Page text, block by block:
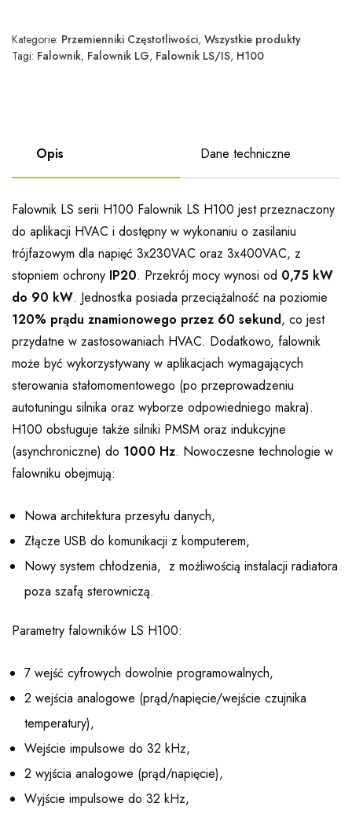
Kategorie: Przemienniki Częstotliwości, Wszystkie produkty
Tagi: Falownik, Falownik LG, Falownik LS/IS, H100
Opis Dane techniczne
Falownik LS serii H100 Falownik LS H100 jest przeznaczony
do aplikacji HVAC i dostępny w wykonaniu o zasilaniu
trójfazowym dla napięć 3x230VAC oraz 3x400VAC, z
stopniem ochrony IP20. Przekrój mocy wynosi od 0,75 kW
do 90 kW. Jednostka posiada przeciążalność na poziomie
120% prądu znamionowego przez 60 sekund, co jest
przydatne w zastosowaniach HVAC. Dodatkowo, falownik
może być wykorzystywany w aplikacjach wymagających
sterowania stałomomentowego (po przeprowadzeniu
autotuningu silnika oraz wyborze odpowiedniego makra).
H100 obsługuje także silniki PMSM oraz indukcyjne
(asynchroniczne) do 1000 Hz. Nowoczesne technologie w
falowniku obejmują:
Nowa architektura przesyłu danych,
Złącze USB do komunikacji z komputerem,
Nowy system chłodzenia, z możliwością instalacji radiatora
poza szafą sterowniczą.
Parametry falowników LS H100:
7 wejść cyfrowych dowolnie programowalnych,
2 wejścia analogowe (prąd/napięcie/wejście czujnika
temperatury),
Wejście impulsowe do 32 kHz,
2 wyjścia analogowe (prąd/napięcie),
Wyjście impulsowe do 32 kHz,